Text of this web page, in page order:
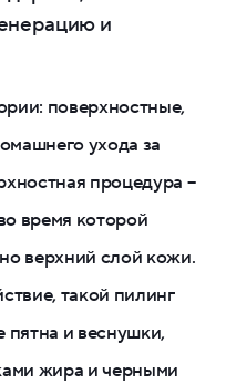
и
поверхностные,
ухода за
процедура –
время которой
верхний слой кожи.
такой пилинг
пятна и веснушки,
жира и черными